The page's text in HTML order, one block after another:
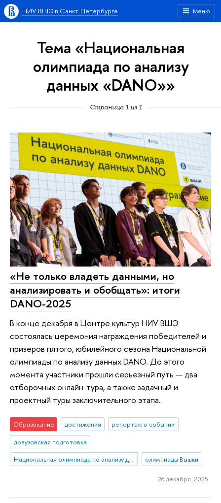
Меню
НИУ ВШЭ в Санкт-Петербурге
Тема «Национальная
олимпиада по анализу
данных «DANO»»
Страница 1 из 1
«Не только владеть данными, но
анализировать и обобщать»: итоги
DANO-2025
В конце декабря в Центре культур НИУ ВШЭ
состоялась церемония награждения победителей и
призеров пятого, юбилейного сезона Национальной
олимпиады по анализу данных DANO. До этого
момента участники прошли серьезный путь — два
отборочных онлайн-тура, а также задачный и
проектный туры заключительного этапа.
Образование достижения
репортаж о событии
довузовская подготовка
Национальная олимпиада по анализу данных «DANO»
олимпиады Вышки
26 декабря 2025